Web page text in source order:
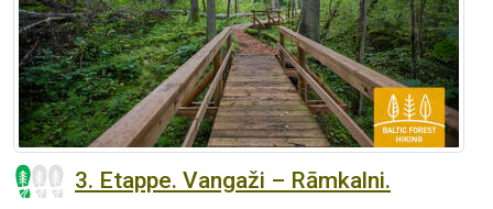
3. Etappe. Vangaži – Rāmkalni.